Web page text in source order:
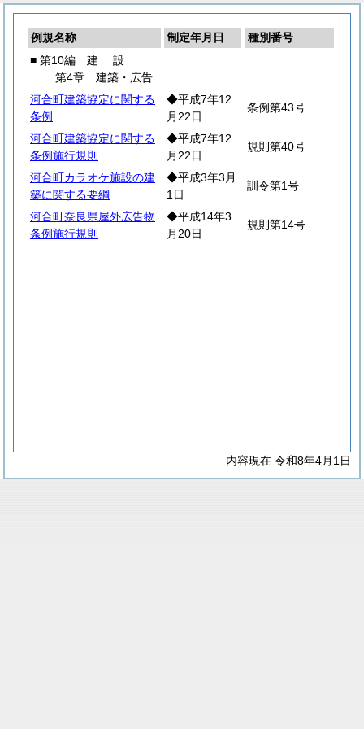
例規名称 制定年月日
種別番号
■ 第10編 建 設
第4章 建築・広告
河合町建築協定に関する
条例
◆平成7年12
月22日
条例第43号
河合町建築協定に関する
条例施行規則
◆平成7年12
月22日
規則第40号
河合町カラオケ施設の建
築に関する要綱
◆平成3年3月
1日
訓令第1号
河合町奈良県屋外広告物
条例施行規則
◆平成14年3
月20日
規則第14号
内容現在 令和8年4月1日